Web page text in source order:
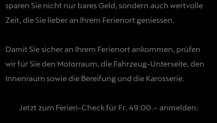
sparen Sie nicht nur bares Geld, sondern auch wertvolle
Zeit, die Sie lieber an Ihrem Ferienort geniessen.
Damit Sie sicher an Ihrem Ferienort ankommen, prüfen
wir für Sie den Motorraum, die Fahrzeug-Unterseite, den
Innenraum sowie die Bereifung und die Karosserie.
Jetzt zum Ferien-Check für Fr. 49.00.– anmelden: